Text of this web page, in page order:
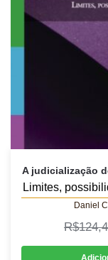
A judicialização
Limites,
Daniel
R$